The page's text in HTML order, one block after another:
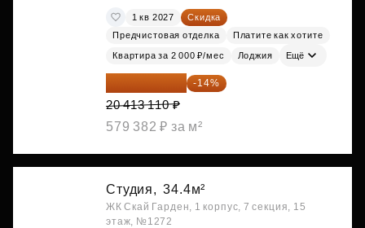
1 кв 2027
Скидка
Предчистовая отделка
Платите как хотите
Квартира за 2 000 ₽/мес Лоджия Ещё
17 555 275 ₽ -14%
20 413 110 ₽
579 382 ₽ за м²
Студия, 34.4м²
ЖК Скай Гарден, 1 корпус, 7 секция, 15
этаж, №1272